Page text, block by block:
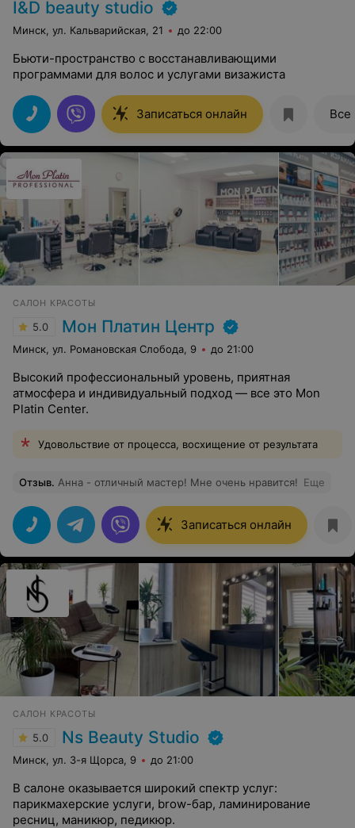
I&D beauty studio
Минск, ул. Кальварийская, 21 до 22:00
Бьюти-пространство с восстанавливающими
программами для волос и услугами визажиста
Записаться онлайн
САЛОН КРАСОТЫ
5.0 Мон Платин Центр
Минск, ул. Романовская Слобода, 9 до 21:00
Высокий профессиональный уровень, приятная
атмосфера и индивидуальный подход — все это Mon
Platin Center.
Удовольствие от процесса, восхищение от результата
Отзыв. Анна - отличный мастер! Мне очень нравится! Еще
Записаться онлайн
САЛОН КРАСОТЫ
5.0 Ns Beauty Studio
Минск, ул. 3-я Щорса, 9 до 21:00
В салоне оказывается широкий спектр услуг:
парикмахерские услуги, brow-бар, ламинирование
ресниц, маникюр, педикюр.